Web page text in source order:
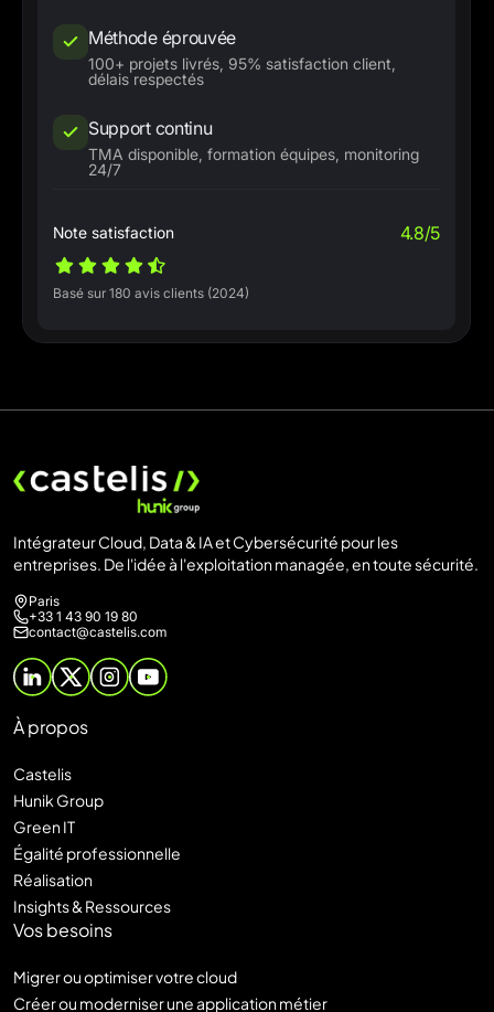
Méthode éprouvée
100+ projets livrés, 95% satisfaction client,
délais respectés
Support continu
TMA disponible, formation équipes, monitoring
24/7
Note satisfaction 4.8/5
Basé sur 180 avis clients (2024)
Intégrateur Cloud, Data & IA et Cybersécurité pour les
entreprises. De l'idée à l'exploitation managée, en toute sécurité.
Paris
+33 1 43 90 19 80
contact@castelis.com
À propos
Castelis
Hunik Group
Green IT
Égalité professionnelle
Réalisation
Insights & Ressources
Vos besoins
Migrer ou optimiser votre cloud
Créer ou moderniser une application métier